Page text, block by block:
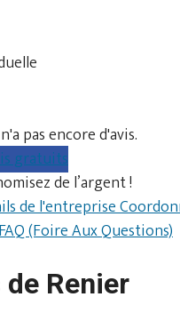
pas encore d'avis.
gratuits
de l’argent !
de l'entreprise
(Foire Aux Questions)
Renier